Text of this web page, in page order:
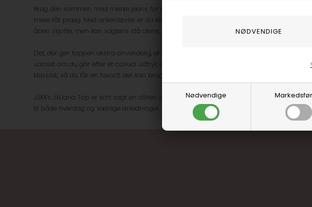
Nødvendige
Brug den sammen med mørke jeans for et enkelt og afslappet outfit, eller sæt den med
mere råt præg. Med ankelstøvler er du klar til både hverdagen og en aften ude. Den er
åben skjorte, men kan sagtens stå alene, når vejret er mildere.
Det, der gør toppen ekstra anvendelig, er dens evne til at passe ind i mange stilarter.
uanset om du går efter et casual udtryk eller noget mere pænt. Off-white denim rammer
klassisk, så du får en favorit, der kan bruges sæson efter sæson.
JJXX's JXLiana Top er kort sagt en stilren og slidstærk tilføjelse til klædeskabet, som
til både hverdag og særlige anledninger.